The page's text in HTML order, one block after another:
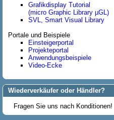
Grafikdisplay Tutorial
(micro Graphic Library µGL)
SVL, Smart Visual Library
Portale und Beispiele
Einsteigerportal
Projekteportal
Anwendungsbeispiele
Video-Ecke
Wiederverkäufer oder Händler?
Fragen Sie uns nach Konditionen!